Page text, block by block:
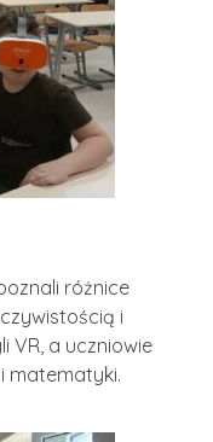
różnice
i
VR, a uczniowie
matematyki.